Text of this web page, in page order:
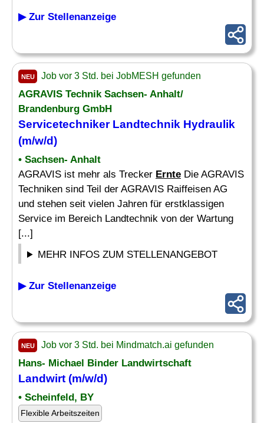
▶ Zur Stellenanzeige
NEU Job vor 3 Std. bei JobMESH gefunden
AGRAVIS Technik Sachsen- Anhalt/
Brandenburg GmbH
Servicetechniker Landtechnik Hydraulik
(m/w/d)
• Sachsen- Anhalt
AGRAVIS ist mehr als Trecker Ernte Die AGRAVIS
Techniken sind Teil der AGRAVIS Raiffeisen AG
und stehen seit vielen Jahren für erstklassigen
Service im Bereich Landtechnik von der Wartung
[...]
MEHR INFOS ZUM STELLENANGEBOT
▶ Zur Stellenanzeige
NEU Job vor 3 Std. bei Mindmatch.ai gefunden
Hans- Michael Binder Landwirtschaft
Landwirt (m/w/d)
• Scheinfeld, BY
Flexible Arbeitszeiten